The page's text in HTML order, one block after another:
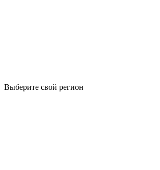
Выберите свой регион